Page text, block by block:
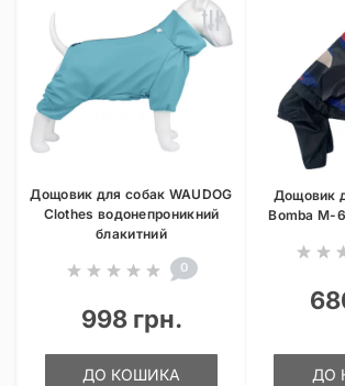
Дощовик для собак WAUDOG
Clothes водонепроникний
блакитний
0
998 грн.
ДО КОШИКА
Дощовик
Bomba M-
ДО